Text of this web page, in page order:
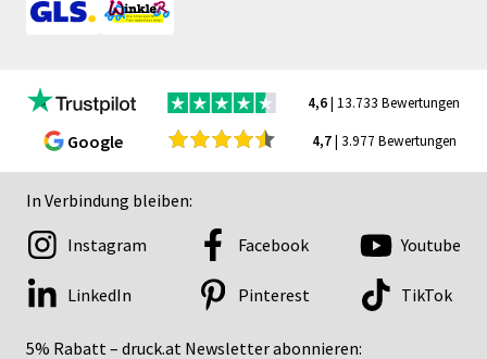
4,6| 13.733 Bewertungen
Google 4,7| 3.977 Bewertungen
In Verbindung bleiben:
5% Rabatt – druck.at Newsletter abonnieren:
Instagram Facebook Youtube
LinkedIn Pinterest TikTok